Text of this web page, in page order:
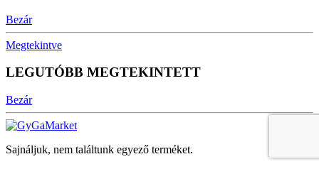
Bezár
Megtekintve
LEGUTÓBB MEGTEKINTETT
Bezár
Sajnáljuk, nem találtunk egyező terméket.